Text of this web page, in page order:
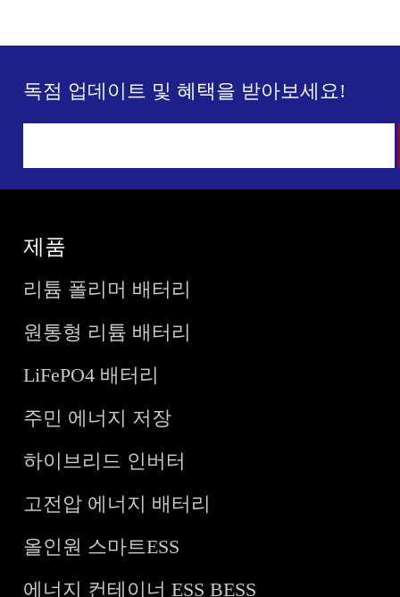
독점 업데이트 및 혜택을 받아보세요!
제품
리튬 폴리머 배터리
원통형 리튬 배터리
LiFePO4 배터리
주민 에너지 저장
하이브리드 인버터
고전압 에너지 배터리
올인원 스마트ESS
에너지 컨테이너 ESS BESS